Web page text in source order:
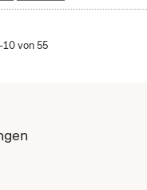
von 55